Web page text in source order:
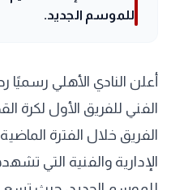
للموسم الجديد.
أعلن النادي الأهلي
الفني للفريق الأول لكرة
الفريق خلال الفترة
الإدارية والفنية التي